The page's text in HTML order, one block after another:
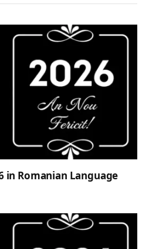
in Romanian Language